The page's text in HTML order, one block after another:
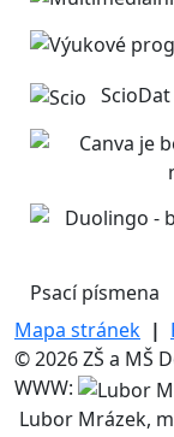
ScioDat
Psací písmena
Mapa stránek |
© 2026 ZŠ a MŠ
WWW:
Lubor Mrázek,